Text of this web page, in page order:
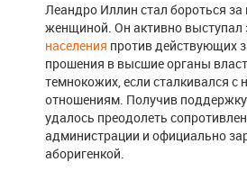
Леандро Иллин стал бороться
женщиной. Он активно выступал
населения против действующих
прошения в высшие органы
темнокожих, если сталкивался
отношениям. Получив
удалось преодолеть
администрации и официально
аборигенкой.